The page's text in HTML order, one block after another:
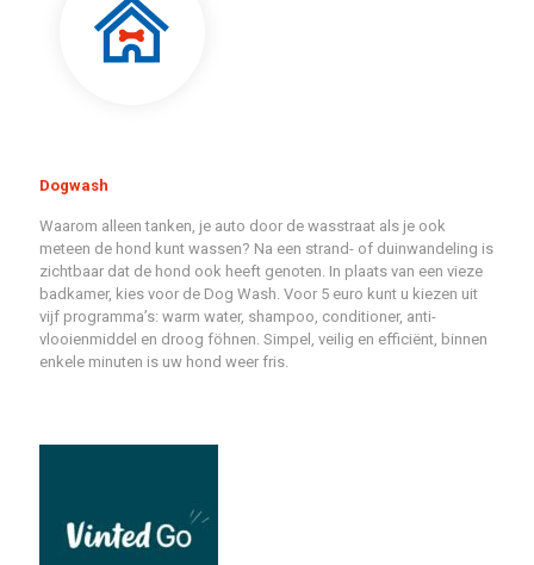
Dogwash
Waarom alleen tanken, je auto door de wasstraat als je ook
meteen de hond kunt wassen? Na een strand- of duinwandeling is
zichtbaar dat de hond ook heeft genoten. In plaats van een vieze
badkamer, kies voor de Dog Wash. Voor 5 euro kunt u kiezen uit
vijf programma’s: warm water, shampoo, conditioner, anti-
vlooienmiddel en droog föhnen. Simpel, veilig en efficiënt, binnen
enkele minuten is uw hond weer fris.